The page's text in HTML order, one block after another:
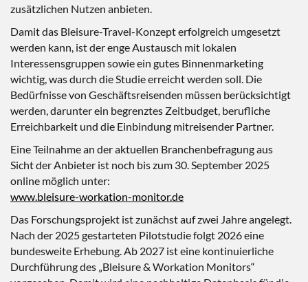
zusätzlichen Nutzen anbieten.
Damit das Bleisure-Travel-Konzept erfolgreich umgesetzt
werden kann, ist der enge Austausch mit lokalen
Interessensgruppen sowie ein gutes Binnenmarketing
wichtig, was durch die Studie erreicht werden soll. Die
Bedürfnisse von Geschäftsreisenden müssen berücksichtigt
werden, darunter ein begrenztes Zeitbudget, berufliche
Erreichbarkeit und die Einbindung mitreisender Partner.
Eine Teilnahme an der aktuellen Branchenbefragung aus
Sicht der Anbieter ist noch bis zum 30. September 2025
online möglich unter:
www.bleisure-workation-monitor.de
Das Forschungsprojekt ist zunächst auf zwei Jahre angelegt.
Nach der 2025 gestarteten Pilotstudie folgt 2026 eine
bundesweite Erhebung. Ab 2027 ist eine kontinuierliche
Durchführung des „Bleisure & Workation Monitors“